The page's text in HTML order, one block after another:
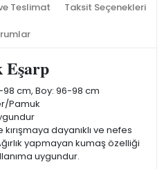
Teslimat Taksit Seçenekleri
Eşarp
cm, Boy: 96-98 cm
Pamuk
dayanıklı ve nefes
yapmayan kumaş özelliği
uygundur.